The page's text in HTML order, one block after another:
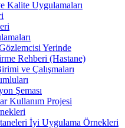
Kalite Uygulamaları
Yerinde
Rehberi (Hastane)
ve Çalışmaları
Şeması
Kullanım Projesi
İyi Uygulama Örnekleri